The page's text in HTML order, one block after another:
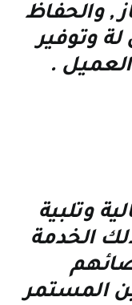
, والحفاظ
وتوفير
.
وتلبية
الخدمة
المستمر